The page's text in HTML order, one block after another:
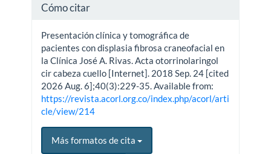
Cómo citar
Presentación clínica y tomográfica de
pacientes con displasia fibrosa craneofacial en
la Clínica José A. Rivas. Acta otorrinolaringol
cir cabeza cuello [Internet]. 2018 Sep. 24 [cited
2026 Aug. 6];40(3):229-35. Available from:
https://revista.acorl.org.co/index.php/acorl/arti
cle/view/214
Más formatos de cita